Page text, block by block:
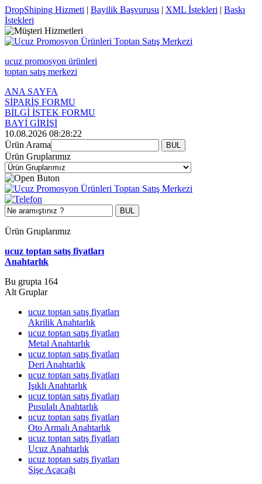
DropShiping Hizmeti | Bayilik Başvurusu | XML İstekleri | Baskı
İstekleri
ucuz promosyon ürünleri
toptan satış merkezi
ANA SAYFA
SİPARİŞ FORMU
BİLGİ İSTEK FORMU
BAYİ GİRİŞİ
10.08.2026 08:28:22
Ürün Arama
Ürün Gruplarımız
Ürün Gruplarımız
ucuz toptan satış fiyatları
Anahtarlık
Bu grupta 164
Alt Gruplar
ucuz toptan satış fiyatları
Akrilik Anahtarlık
ucuz toptan satış fiyatları
Metal Anahtarlık
ucuz toptan satış fiyatları
Deri Anahtarlık
ucuz toptan satış fiyatları
Işıklı Anahtarlık
ucuz toptan satış fiyatları
Pusulalı Anahtarlık
ucuz toptan satış fiyatları
Oto Armalı Anahtarlık
ucuz toptan satış fiyatları
Ucuz Anahtarlık
ucuz toptan satış fiyatları
Şişe Açacağı